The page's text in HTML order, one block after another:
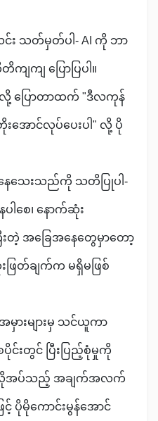
င်း သတ်မှတ်ပါ- AI ကို ဘာ
ျ ပြောပြပါ။
လို့ ပြောတာထက် "ဒီလကုန်
းအောင်လုပ်ပေးပါ" လို့ ပို
ေသေးသည်ကို သတိပြုပါ-
စေ၊ နောက်ဆုံး
းတဲ့ အခြေအနေတွေမှာတော့
ြတ်ချက်က မရှိမဖြစ်
ားများမှ သင်ယူကာ
းတွင် ပြီးပြည့်စုံမှုကို
။ လိုအပ်သည့် အချက်အလက်
ြင့် ပိုမိုကောင်းမွန်အောင်